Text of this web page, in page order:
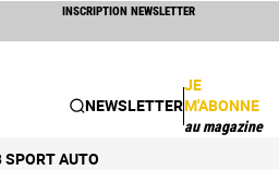
INSCRIPTION NEWSLETTER
NEWSLETTER
JE
M'ABONNE
au magazine
SPORT AUTO